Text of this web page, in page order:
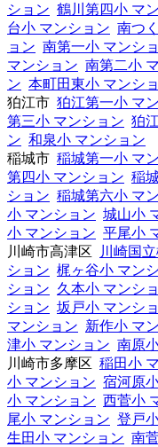
ション 鶴川第四小 マ
台小 マンション 南つ
ョン 南第一小 マンシ
マンション 南第二小
ン 本町田東小 マンシ
狛江市 狛江第一小 マ
第三小 マンション 狛
ン 和泉小 マンション
稲城市 稲城第一小 マ
第四小 マンション 稲
ション 稲城第六小 マ
小 マンション 城山小
小 マンション 平尾小
川崎市高津区
川崎国
ション 梶ヶ谷小 マン
ション 久本小 マンシ
ション 坂戸小 マンシ
マンション 新作小 マ
津小 マンション 南原
川崎市多摩区 稲田小
小 マンション 宿河原
小 マンション 西菅小
尾小 マンション 登戸
生田小 マンション 南